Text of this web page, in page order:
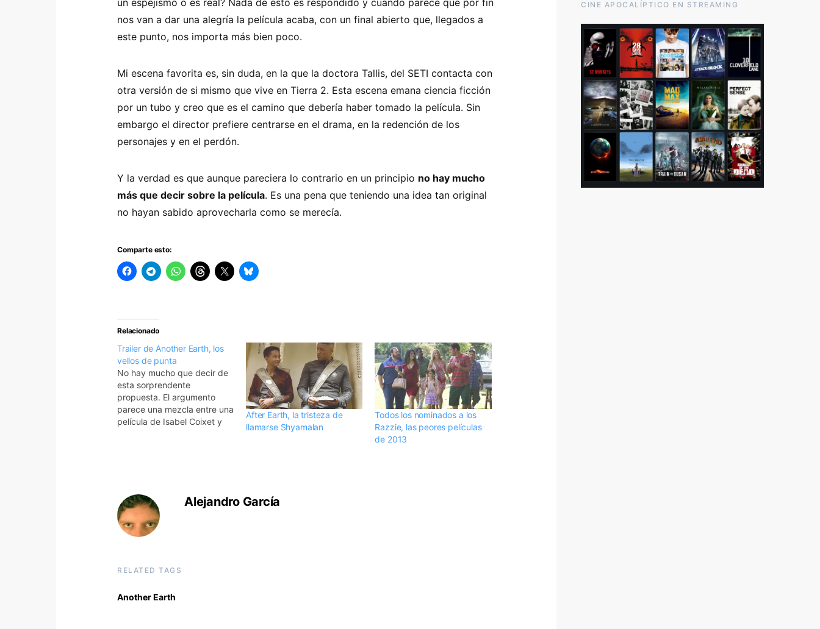
un espejismo o es real? Nada de esto es respondido y cuando parece que por fin
nos van a dar una alegría la película acaba, con un final abierto que, llegados a
este punto, nos importa más bien poco.
Mi escena favorita es, sin duda, en la que la doctora Tallis, del SETI contacta con
otra versión de si mismo que vive en Tierra 2. Esta escena emana ciencia ficción
por un tubo y creo que es el camino que debería haber tomado la película. Sin
embargo el director prefiere centrarse en el drama, en la redención de los
personajes y en el perdón.
Y la verdad es que aunque pareciera lo contrario en un principio no hay mucho
más que decir sobre la película. Es una pena que teniendo una idea tan original
no hayan sabido aprovecharla como se merecía.
Comparte esto:
Relacionado
Trailer de Another Earth, los
vellos de punta
No hay mucho que decir de
esta sorprendente
propuesta. El argumento
parece una mezcla entre una
película de Isabel Coixet y
descubre un nuevo…
After Earth, la tristeza de
llamarse Shyamalan
Todos los nominados a los
Razzie, las peores películas
de 2013
Alejandro García
RELATED TAGS
Another Earth
CINE APOCALÍPTICO EN STREAMING